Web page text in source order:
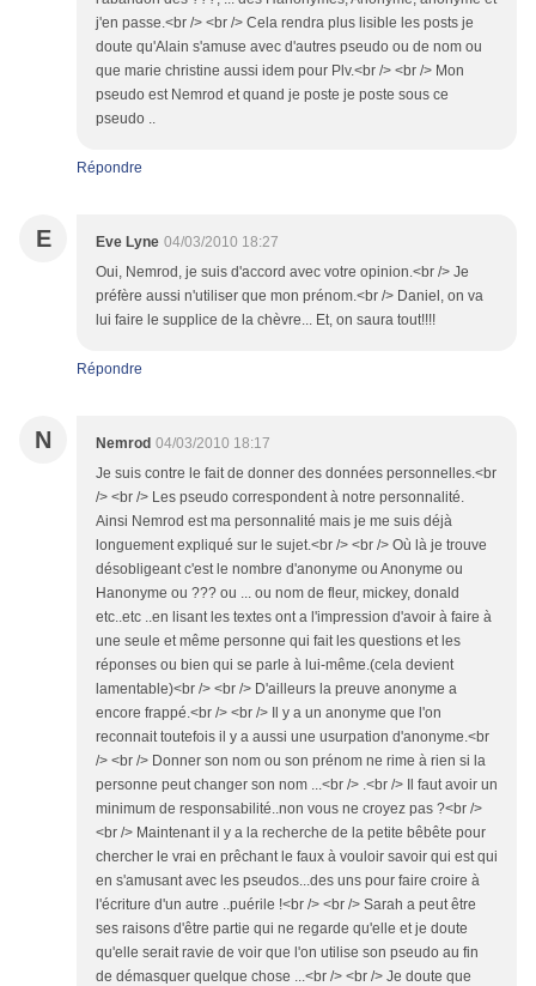
j'en passe.<br /> <br /> Cela rendra plus lisible les posts je
doute qu'Alain s'amuse avec d'autres pseudo ou de nom ou
que marie christine aussi idem pour Plv.<br /> <br /> Mon
pseudo est Nemrod et quand je poste je poste sous ce
pseudo ..
Répondre
E Eve Lyne 04/03/2010 18:27
Oui, Nemrod, je suis d'accord avec votre opinion.<br /> Je
préfère aussi n'utiliser que mon prénom.<br /> Daniel, on va
lui faire le supplice de la chèvre... Et, on saura tout!!!!
Répondre
N Nemrod 04/03/2010 18:17
Je suis contre le fait de donner des données personnelles.<br
/> <br /> Les pseudo correspondent à notre personnalité.
Ainsi Nemrod est ma personnalité mais je me suis déjà
longuement expliqué sur le sujet.<br /> <br /> Où là je trouve
désobligeant c'est le nombre d'anonyme ou Anonyme ou
Hanonyme ou ??? ou ... ou nom de fleur, mickey, donald
etc..etc ..en lisant les textes ont a l'impression d'avoir à faire à
une seule et même personne qui fait les questions et les
réponses ou bien qui se parle à lui-même.(cela devient
lamentable)<br /> <br /> D'ailleurs la preuve anonyme a
encore frappé.<br /> <br /> Il y a un anonyme que l'on
reconnait toutefois il y a aussi une usurpation d'anonyme.<br
/> <br /> Donner son nom ou son prénom ne rime à rien si la
personne peut changer son nom ...<br /> .<br /> Il faut avoir un
minimum de responsabilité..non vous ne croyez pas ?<br />
<br /> Maintenant il y a la recherche de la petite bêbête pour
chercher le vrai en prêchant le faux à vouloir savoir qui est qui
en s'amusant avec les pseudos...des uns pour faire croire à
l'écriture d'un autre ..puérile !<br /> <br /> Sarah a peut être
ses raisons d'être partie qui ne regarde qu'elle et je doute
qu'elle serait ravie de voir que l'on utilise son pseudo au fin
de démasquer quelque chose ...<br /> <br /> Je doute que